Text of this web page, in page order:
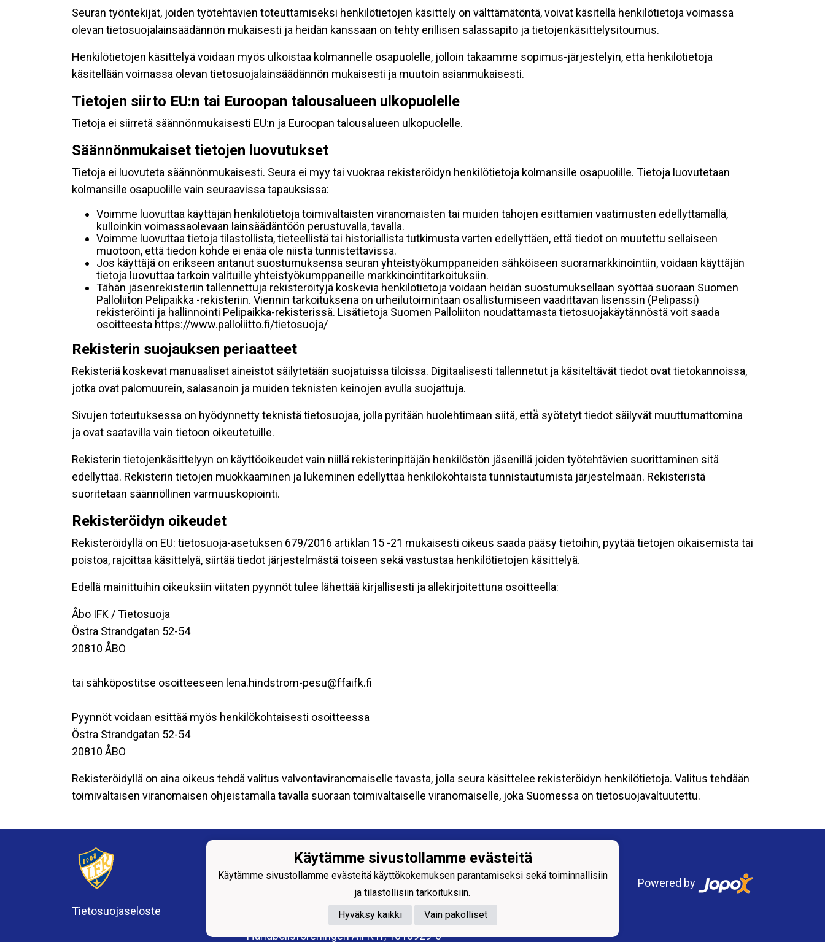
Seuran työntekijät, joiden työtehtävien toteuttamiseksi henkilötietojen käsittely on välttämätöntä, voivat käsitellä henkilötietoja voimassa
olevan tietosuojalainsäädännön mukaisesti ja heidän kanssaan on tehty erillisen salassapito ja tietojenkäsittelysitoumus.
Henkilötietojen käsittelyä voidaan myös ulkoistaa kolmannelle osapuolelle, jolloin takaamme sopimus-järjestelyin, että henkilötietoja
käsitellään voimassa olevan tietosuojalainsäädännön mukaisesti ja muutoin asianmukaisesti.
Tietojen siirto EU:n tai Euroopan talousalueen ulkopuolelle
Tietoja ei siirretä säännönmukaisesti EU:n ja Euroopan talousalueen ulkopuolelle.
Säännönmukaiset tietojen luovutukset
Tietoja ei luovuteta säännönmukaisesti. Seura ei myy tai vuokraa rekisteröidyn henkilötietoja kolmansille osapuolille. Tietoja luovutetaan
kolmansille osapuolille vain seuraavissa tapauksissa:
Voimme luovuttaa käyttäjän henkilötietoja toimivaltaisten viranomaisten tai muiden tahojen esittämien vaatimusten edellyttämällä,
kulloinkin voimassaolevaan lainsäädäntöön perustuvalla, tavalla.
Voimme luovuttaa tietoja tilastollista, tieteellistä tai historiallista tutkimusta varten edellyttäen, että tiedot on muutettu sellaiseen
muotoon, että tiedon kohde ei enää ole niistä tunnistettavissa.
Jos käyttäjä on erikseen antanut suostumuksensa seuran yhteistyökumppaneiden sähköiseen suoramarkkinointiin, voidaan käyttäjän
tietoja luovuttaa tarkoin valituille yhteistyökumppaneille markkinointitarkoituksiin.
Tähän jäsenrekisteriin tallennettuja rekisteröityjä koskevia henkilötietoja voidaan heidän suostumuksellaan syöttää suoraan Suomen
Palloliiton Pelipaikka -rekisteriin. Viennin tarkoituksena on urheilutoimintaan osallistumiseen vaadittavan lisenssin (Pelipassi)
rekisteröinti ja hallinnointi Pelipaikka-rekisterissä. Lisätietoja Suomen Palloliiton noudattamasta tietosuojakäytännöstä voit saada
osoitteesta https://www.palloliitto.fi/tietosuoja/
Rekisterin suojauksen periaatteet
Rekisteriä koskevat manuaaliset aineistot säilytetään suojatuissa tiloissa. Digitaalisesti tallennetut ja käsiteltävät tiedot ovat tietokannoissa,
jotka ovat palomuurein, salasanoin ja muiden teknisten keinojen avulla suojattuja.
Sivujen toteutuksessa on hyödynnetty teknistä tietosuojaa, jolla pyritään huolehtimaan siitä, että̈ syötetyt tiedot säilyvät muuttumattomina
ja ovat saatavilla vain tietoon oikeutetuille.
Rekisterin tietojenkäsittelyyn on käyttöoikeudet vain niillä rekisterinpitäjän henkilöstön jäsenillä joiden työtehtävien suorittaminen sitä
edellyttää. Rekisterin tietojen muokkaaminen ja lukeminen edellyttää henkilökohtaista tunnistautumista järjestelmään. Rekisteristä
suoritetaan säännöllinen varmuuskopiointi.
Rekisteröidyn oikeudet
Rekisteröidyllä on EU: tietosuoja-asetuksen 679/2016 artiklan 15 -21 mukaisesti oikeus saada pääsy tietoihin, pyytää tietojen oikaisemista tai
poistoa, rajoittaa käsittelyä, siirtää tiedot järjestelmästä toiseen sekä vastustaa henkilötietojen käsittelyä.
Edellä mainittuihin oikeuksiin viitaten pyynnöt tulee lähettää kirjallisesti ja allekirjoitettuna osoitteella:
Åbo IFK / Tietosuoja
Östra Strandgatan 52-54
20810 ÅBO
tai sähköpostitse osoitteeseen lena.hindstrom-pesu@ffaifk.fi
Pyynnöt voidaan esittää myös henkilökohtaisesti osoitteessa
Östra Strandgatan 52-54
20810 ÅBO
Rekisteröidyllä on aina oikeus tehdä valitus valvontaviranomaiselle tavasta, jolla seura käsittelee rekisteröidyn henkilötietoja. Valitus tehdään
toimivaltaisen viranomaisen ohjeistamalla tavalla suoraan toimivaltaiselle viranomaiselle, joka Suomessa on tietosuojavaltuutettu.
Tietosuojaseloste
Centralidrottsföreningen ÅIFK rf
Östra Strandgatan 52-54
20810 ÅBO
Fotbollsföreningen ÅIFK rf, 1088017-9
Friidrottsföreningen ÅIFK rf, 1052345-4
Handbollsföreningen ÅIFK rf, 1010929-6
Powered by
Käytämme sivustollamme evästeitä
Käytämme sivustollamme evästeitä käyttökokemuksen parantamiseksi sekä toiminnallisiin
ja tilastollisiin tarkoituksiin.
Hyväksy kaikki
Vain pakolliset